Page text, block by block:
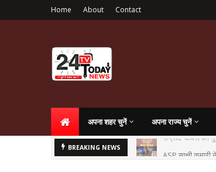
Home About Contact
अपना शहर चुनें अपना राज्य चुनें
BREAKING NEWS